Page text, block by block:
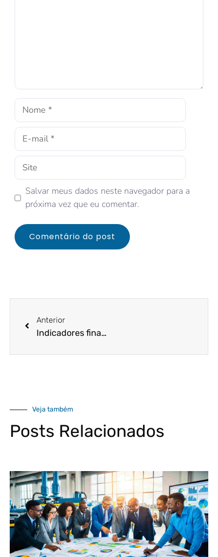
Salvar meus dados neste navegador para a
próxima vez que eu comentar.
Anterior
Indicadores financeiros – o que são e qual sua importância?
Veja também
Posts Relacionados